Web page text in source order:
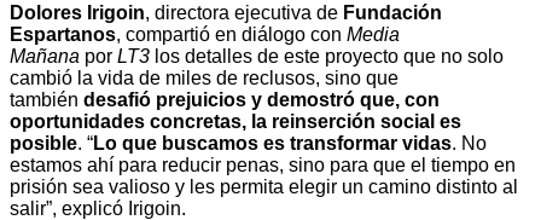
Dolores Irigoin, directora ejecutiva de Fundación
Espartanos, compartió en diálogo con Media
Mañana por LT3 los detalles de este proyecto que no solo
cambió la vida de miles de reclusos, sino que
también desafió prejuicios y demostró que, con
oportunidades concretas, la reinserción social es
posible. “Lo que buscamos es transformar vidas. No
estamos ahí para reducir penas, sino para que el tiempo en
prisión sea valioso y les permita elegir un camino distinto al
salir”, explicó Irigoin.